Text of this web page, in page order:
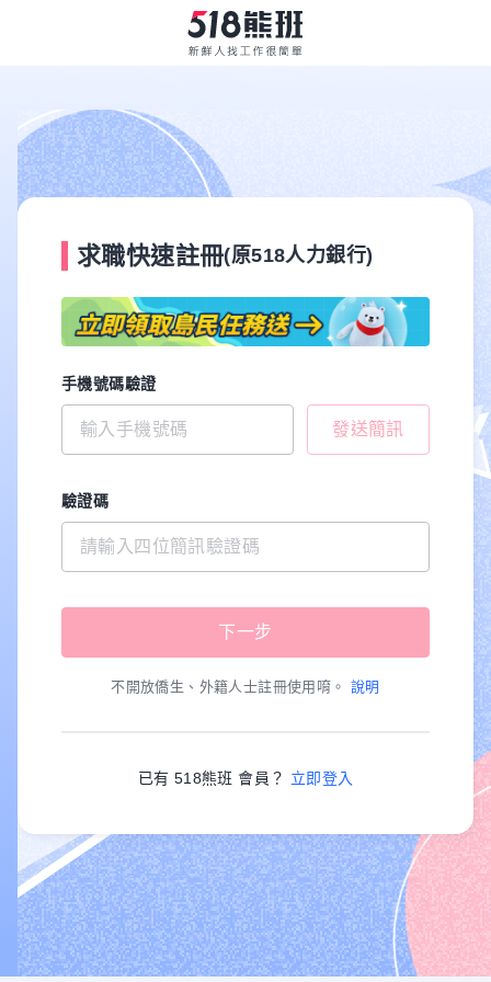
求職快速註冊(原518人力銀行)
手機號碼驗證
發送簡訊
驗證碼
不開放僑生、外籍人士註冊使用唷。 說明
已有 518熊班 會員？ 立即登入